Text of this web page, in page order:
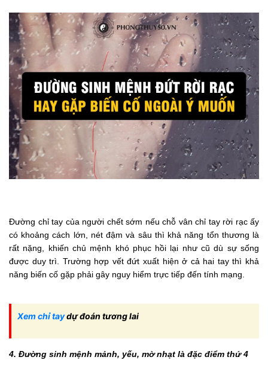
Đường chỉ tay của người chết sớm nếu chỗ vân chỉ tay rời rạc ấy
có khoảng cách lớn, nét đậm và sâu thì khả năng tổn thương là
rất nặng, khiến chủ mệnh khó phục hồi lại như cũ dù sự sống
được duy trì. Trường hợp vết đứt xuất hiện ở cả hai tay thì khả
năng biến cố gặp phải gây nguy hiểm trực tiếp đến tính mạng.
Xem chỉ taydự đoán tương lai
4. Đường sinh mệnh mảnh, yếu, mờ nhạt là đặc điểm thứ 4